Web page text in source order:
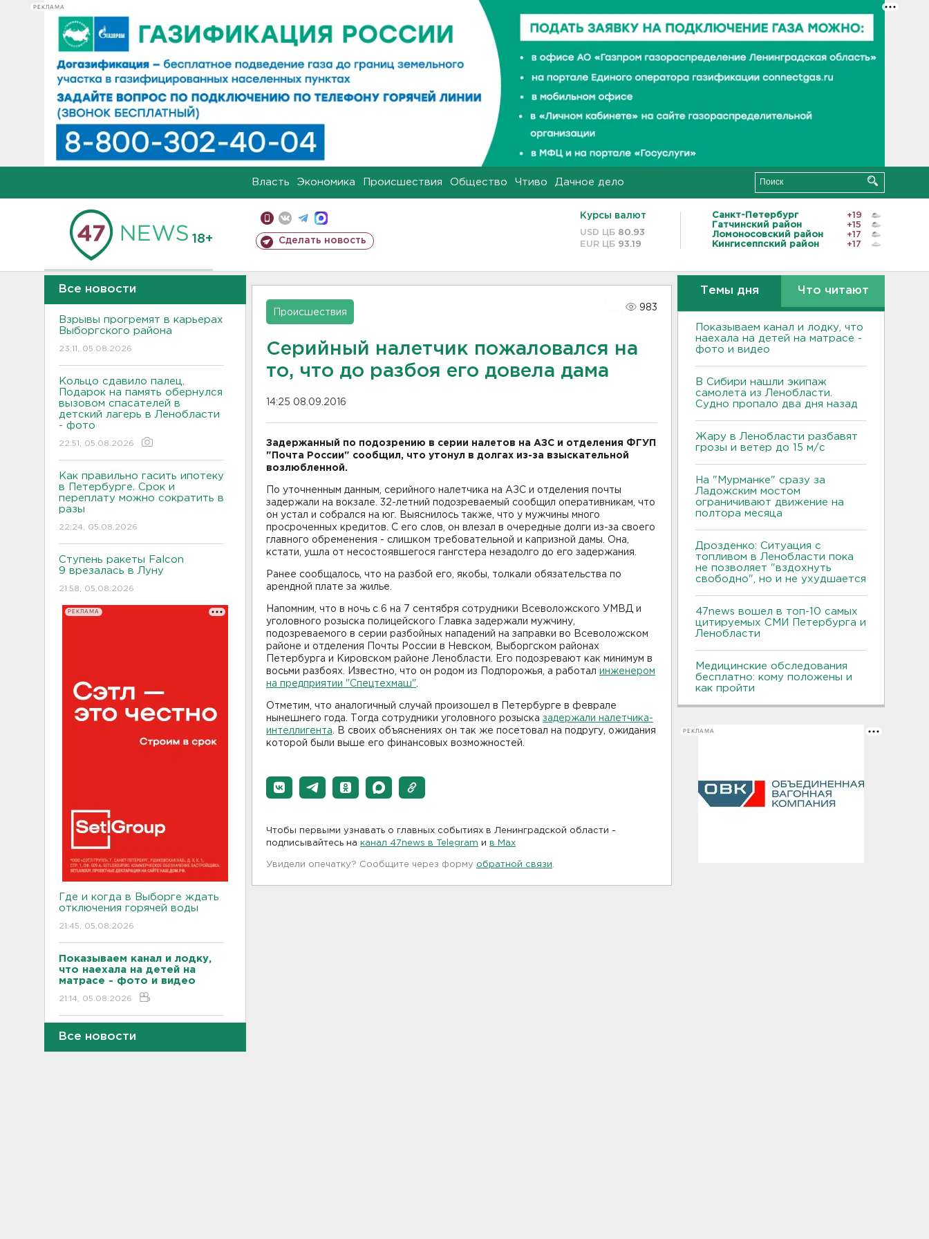
РЕКЛАМА
Власть Экономика Происшествия Общество Чтиво Дачное дело
18+ Сделать новость
Курсы валют
USD ЦБ 80.93
EUR ЦБ 93.19
Санкт-Петербург
+19
Гатчинский район
+15
Ломоносовский район
+17
Кингисеппский район
+17
Все новости
Взрывы прогремят в карьерах
Выборгского района
23:11, 05.08.2026
Кольцо сдавило палец.
Подарок на память обернулся
вызовом спасателей в
детский лагерь в Ленобласти
- фото
22:51, 05.08.2026
Как правильно гасить ипотеку
в Петербурге. Срок и
переплату можно сократить в
разы
22:24, 05.08.2026
Ступень ракеты Falcon
9 врезалась в Луну
21:58, 05.08.2026
РЕКЛАМА
Где и когда в Выборге ждать
отключения горячей воды
21:45, 05.08.2026
Показываем канал и лодку,
что наехала на детей на
матрасе - фото и видео
21:14, 05.08.2026
Не путать с черникой.
Ядовитый вороний глаз
созрел в лесах Ленобласти
Все новости
Происшествия
983
Серийный налетчик пожаловался на
то, что до разбоя его довела дама
14:25 08.09.2016
Задержанный по подозрению в серии налетов на АЗС и отделения ФГУП
"Почта России" сообщил, что утонул в долгах из-за взыскательной
возлюбленной.
По уточненным данным, серийного налетчика на АЗС и отделения почты
задержали на вокзале. 32-летний подозреваемый сообщил оперативникам, что
он устал и собрался на юг. Выяснилось также, что у мужчины много
просроченных кредитов. С его слов, он влезал в очередные долги из-за своего
главного обременения - слишком требовательной и капризной дамы. Она,
кстати, ушла от несостоявшегося гангстера незадолго до его задержания.
Ранее сообщалось, что на разбой его, якобы, толкали обязательства по
арендной плате за жилье.
Напомним, что в ночь с 6 на 7 сентября сотрудники Всеволожского УМВД и
уголовного розыска полицейского Главка задержали мужчину,
подозреваемого в серии разбойных нападений на заправки во Всеволожском
районе и отделения Почты России в Невском, Выборгском районах
Петербурга и Кировском районе Ленобласти. Его подозревают как минимум в
восьми разбоях. Известно, что он родом из Подпорожья, а работал инженером
на предприятии "Спецтехмаш"
Отметим, что аналогичный случай произошел в Петербурге в феврале
нынешнего года. Тогда сотрудники уголовного розыска задержали налетчика-
интеллигента . В своих объяснениях он так же посетовал на подругу, ожидания
которой были выше его финансовых возможностей.
Чтобы первыми узнавать о главных событиях в Ленинградской области -
подписывайтесь на канал 47news в Telegram и в Maх
Увидели опечатку? Сообщите через форму обратной связи
Темы дня Что читают
Показываем канал и лодку, что
наехала на детей на матрасе -
фото и видео
В Сибири нашли экипаж
самолета из Ленобласти.
Судно пропало два дня назад
Жару в Ленобласти разбавят
грозы и ветер до 15 м/с
На "Мурманке" сразу за
Ладожским мостом
ограничивают движение на
полтора месяца
Дрозденко: Ситуация с
топливом в Ленобласти пока
не позволяет "вздохнуть
свободно", но и не ухудшается
47news вошел в топ-10 самых
цитируемых СМИ Петербурга и
Ленобласти
Медицинские обследования
бесплатно: кому положены и
как пройти
РЕКЛАМА